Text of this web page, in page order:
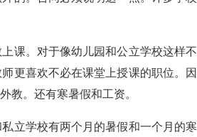
课。对于像幼儿园和公立学校这样不
更喜欢不必在课堂上授课的职位。因
教。还有寒暑假和工资。
立学校有两个月的暑假和一个月的寒